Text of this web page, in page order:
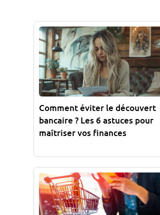
Comment éviter le découvert
bancaire ? Les 6 astuces pour
maîtriser vos finances